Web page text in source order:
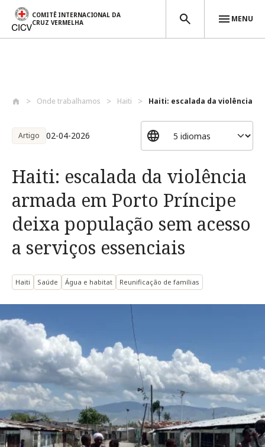
COMITÊ INTERNACIONAL DA
CRUZ VERMELHA
MENU
Onde trabalhamos Haiti Haiti: escalada da violência
Artigo 02-04-2026
Haiti: escalada da violência
armada em Porto Príncipe
deixa população sem acesso
a serviços essenciais
Haiti Saúde Água e habitat Reunificação de famílias